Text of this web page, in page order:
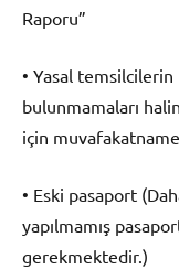
Raporu”
• Yasal
bulunmamaları
için
• Eski pasaport
yapılmamış
gerekmektedir.)